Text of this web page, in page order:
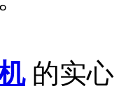
的实